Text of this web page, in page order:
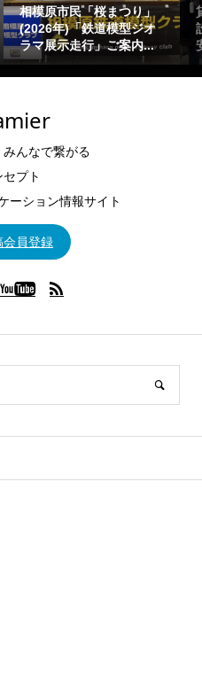
体験運転走行型～鉄道模
型イベント設営「ジオラ
マ走行」「お祭り向け...
んなで繋がる
プト
ーション情報サイト
会員登録